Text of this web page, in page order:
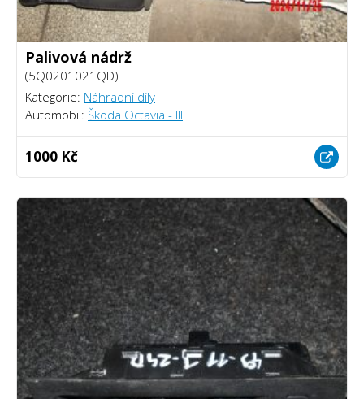
Palivová nádrž
(5Q0201021QD)
Kategorie: Náhradní díly
Automobil: Škoda Octavia - III
1000 Kč